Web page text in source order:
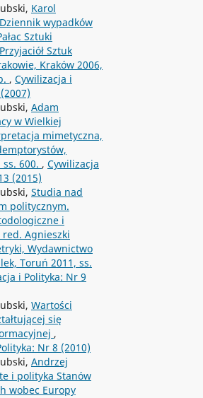
Karol
wypadków
Sztuki
Sztuk
Kraków 2006,
, Cywilizacja i
Adam
w Wielkiej
mimetyczna,
600. , Cywilizacja
(2015)
Studia nad
politycznym.
i
Agnieszki
Wydawnictwo
Toruń 2011, ss.
i Polityka: Nr 9
Wartości
się
,
Nr 8 (2010)
Andrzej
i polityka Stanów
wobec Europy